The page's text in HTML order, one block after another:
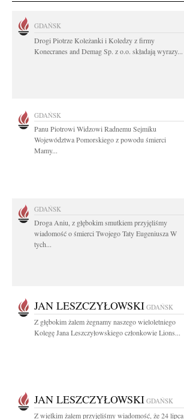
GDAŃSK
Drogi Piotrze Koleżanki i Koledzy z firmy
Konecranes and Demag Sp. z o.o. składają wyrazy...
GDAŃSK
Panu Piotrowi Widzowi Radnemu Sejmiku
Województwa Pomorskiego z powodu śmierci
Mamy...
GDAŃSK
Droga Aniu, z głębokim smutkiem przyjęliśmy
wiadomość o śmierci Twojego Taty Eugeniusza W
tych...
JAN LESZCZYŁOWSKI GDAŃSK
Z głębokim żalem żegnamy naszego wieloletniego
Kolegę Jana Leszczyłowskiego członkowie Lions...
JAN LESZCZYŁOWSKI GDAŃSK
Z wielkim żalem przyjęliśmy wiadomość, że 24 lipca